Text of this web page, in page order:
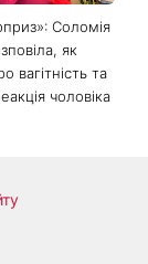
Соломія
як
вагітність та
чоловіка